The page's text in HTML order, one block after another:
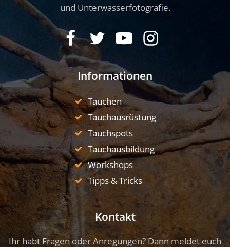
und Unterwasserfotografie.
Informationen
Tauchen
Tauchausrüstung
Tauchspots
Tauchausbildung
Workshops
Tipps & Tricks
Kontakt
Ihr habt Fragen oder Anregungen? Dann meldet euch